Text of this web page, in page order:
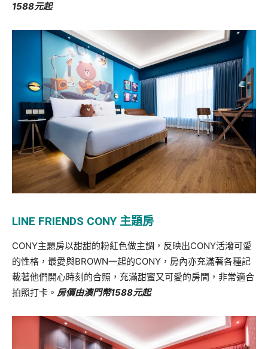
1588元起
LINE FRIENDS CONY 主題房
CONY主題房以甜甜的粉紅色做主調，反映出CONY活潑可愛
的性格，最愛與BROWN一起的CONY，房內亦充滿著各種記
載著他們開心時刻的合照，充滿甜蜜又可愛的房間，非常適合
拍照打卡。 房價由澳門幣1588元起